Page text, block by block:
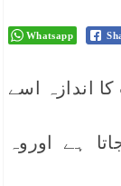
Whatsapp
اندازہ اسے
ہے اوروہ